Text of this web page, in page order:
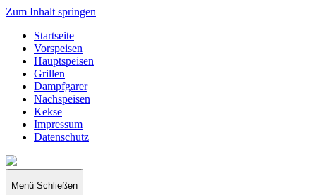
Zum Inhalt springen
Startseite
Vorspeisen
Hauptspeisen
Grillen
Dampfgarer
Nachspeisen
Kekse
Impressum
Datenschutz
papakocht
Menü Schließen